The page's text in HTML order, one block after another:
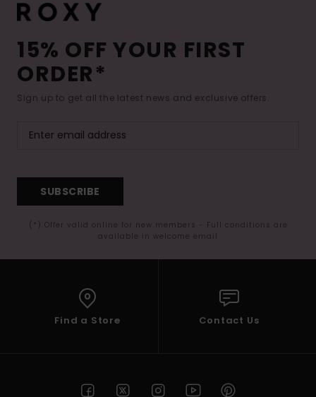
15% OFF YOUR FIRST
ORDER*
Sign up to get all the latest news and exclusive offers.
SUBSCRIBE
(*) Offer valid online for new members - Full conditions are
available in welcome email
Find a Store Contact Us